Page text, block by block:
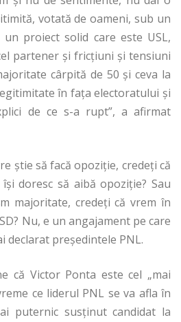
votată de oameni, sub un
proiect solid care este USL,
partener şi fricţiuni şi tensiuni
cârpită de 50 şi ceva la
în faţa electoratului şi
de ce s-a rupt”, a afirmat
ştie să facă opoziţie, credeţi că
doresc să aibă opoziţie? Sau
majoritate, credeţi că vrem în
Nu, e un angajament pe care
declarat preşedintele PNL.
că Victor Ponta este cel „mai
ce liderul PNL se va afla în
puternic susţinut candidat la